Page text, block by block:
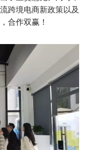
跨境电商新政策以及
合作双赢！